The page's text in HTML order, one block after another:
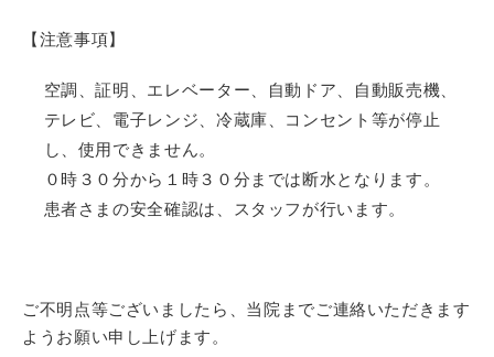
【注意事項】
空調、証明、エレベーター、自動ドア、自動販売機、
テレビ、電子レンジ、冷蔵庫、コンセント等が停止
し、使用できません。
０時３０分から１時３０分までは断水となります。
患者さまの安全確認は、スタッフが行います。
ご不明点等ございましたら、当院までご連絡いただきます
ようお願い申し上げます。